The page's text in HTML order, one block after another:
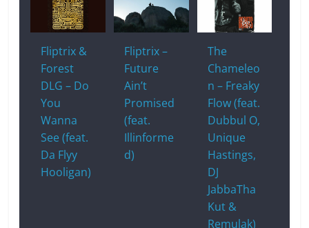
Fliptrix &
Forest
DLG – Do
You
Wanna
See (feat.
Da Flyy
Hooligan)
Fliptrix –
Future
Ain’t
Promised
(feat.
Illinforme
d)
The
Chameleo
n – Freaky
Flow (feat.
Dubbul O,
Unique
Hastings,
DJ
JabbaTha
Kut &
Remulak)